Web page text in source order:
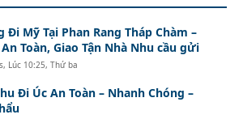
Đi Mỹ Tại Phan Rang Tháp Chàm –
Toàn, Giao Tận Nhà Nhu cầu gửi
, Lúc 10:25, Thứ ba
Đi Úc An Toàn – Nhanh Chóng –